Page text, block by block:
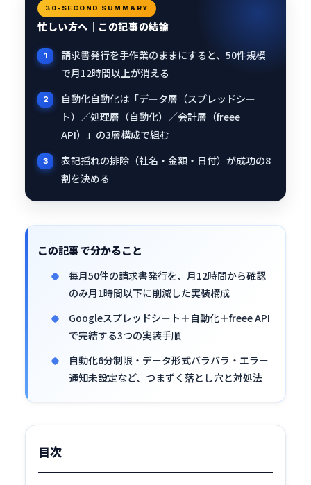
30-SECOND SUMMARY
忙しい方へ｜この記事の結論
請求書発行を手作業のままにすると、50件規模
で月12時間以上が消える
自動化自動化は「データ層（スプレッドシー
ト）／処理層（自動化）／会計層（freee
API）」の3層構成で組む
表記揺れの排除（社名・金額・日付）が成功の8
割を決める
この記事で分かること
毎月50件の請求書発行を、月12時間から確認
のみ月1時間以下に削減した実装構成
Googleスプレッドシート＋自動化＋freee API
で完結する3つの実装手順
自動化6分制限・データ形式バラバラ・エラー
通知未設定など、つまずく落とし穴と対処法
目次